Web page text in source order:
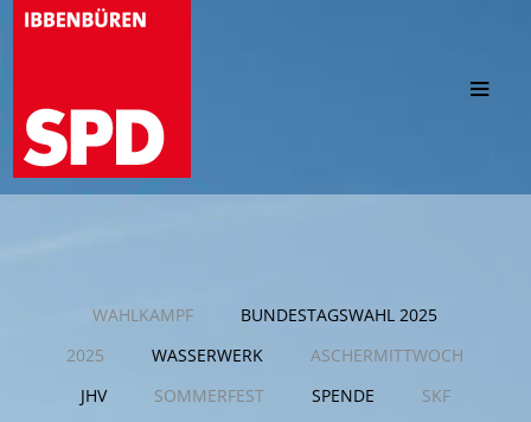
Familie und Bildung
Infrastruktur
Zusammenleben und Soziales
WAHLKAMPF
BUNDESTAGSWAHL 2025
2025
WASSERWERK
ASCHERMITTWOCH
JHV
SOMMERFEST SPENDE
SKF